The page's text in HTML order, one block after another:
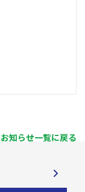
知らせ一覧に戻る